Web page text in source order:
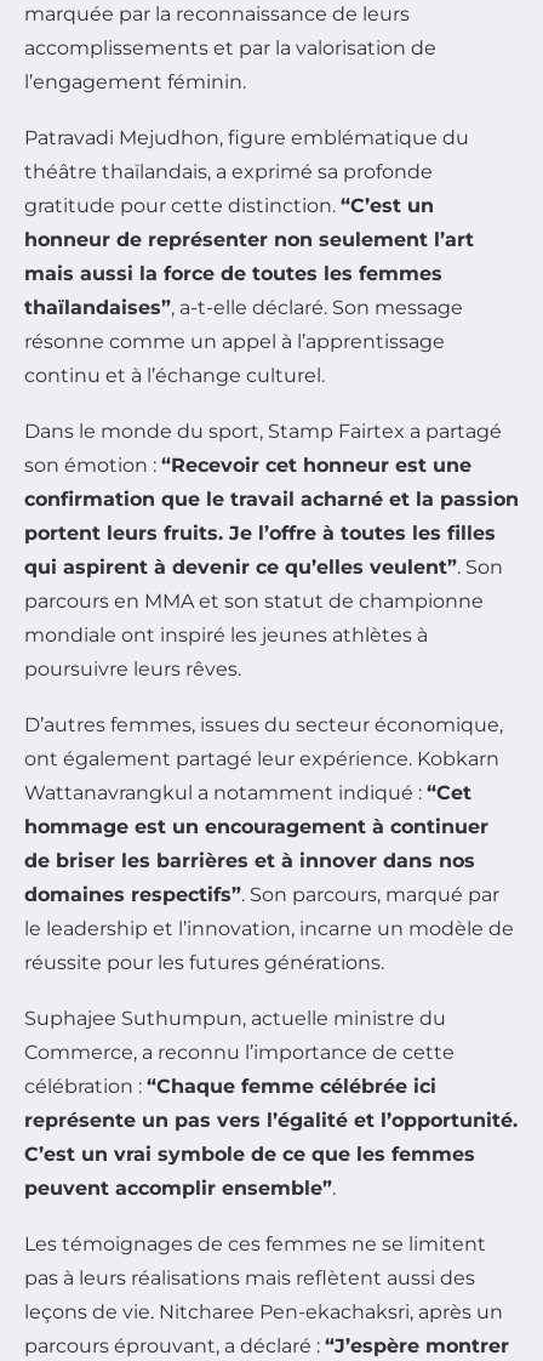
marquée par la reconnaissance de leurs
accomplissements et par la valorisation de
l’engagement féminin.
Patravadi Mejudhon, figure emblématique du
théâtre thaïlandais, a exprimé sa profonde
gratitude pour cette distinction. “C’est un
honneur de représenter non seulement l’art
mais aussi la force de toutes les femmes
thaïlandaises”, a-t-elle déclaré. Son message
résonne comme un appel à l’apprentissage
continu et à l’échange culturel.
Dans le monde du sport, Stamp Fairtex a partagé
son émotion : “Recevoir cet honneur est une
confirmation que le travail acharné et la passion
portent leurs fruits. Je l’offre à toutes les filles
qui aspirent à devenir ce qu’elles veulent”. Son
parcours en MMA et son statut de championne
mondiale ont inspiré les jeunes athlètes à
poursuivre leurs rêves.
D’autres femmes, issues du secteur économique,
ont également partagé leur expérience. Kobkarn
Wattanavrangkul a notamment indiqué : “Cet
hommage est un encouragement à continuer
de briser les barrières et à innover dans nos
domaines respectifs”. Son parcours, marqué par
le leadership et l’innovation, incarne un modèle de
réussite pour les futures générations.
Suphajee Suthumpun, actuelle ministre du
Commerce, a reconnu l’importance de cette
célébration : “Chaque femme célébrée ici
représente un pas vers l’égalité et l’opportunité.
C’est un vrai symbole de ce que les femmes
peuvent accomplir ensemble”.
Les témoignages de ces femmes ne se limitent
pas à leurs réalisations mais reflètent aussi des
leçons de vie. Nitcharee Pen-ekachaksri, après un
parcours éprouvant, a déclaré : “J’espère montrer